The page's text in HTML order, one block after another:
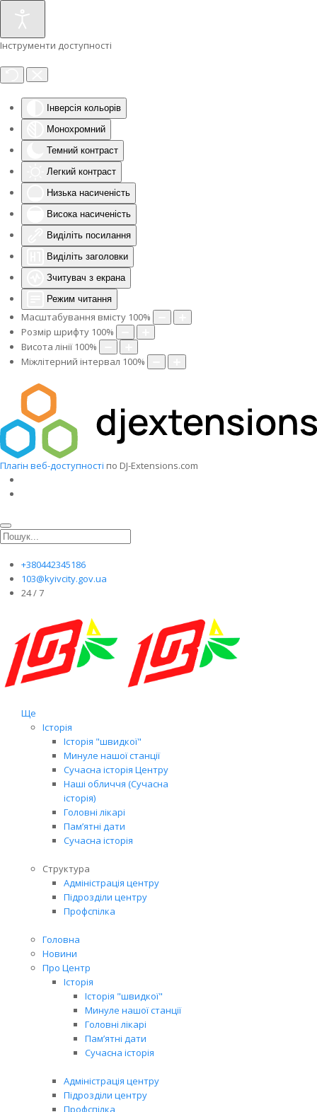
Інструменти доступності
Інверсія кольорів
Монохромний
Темний контраст
Легкий контраст
Низька насиченість
Висока насиченість
Виділіть посилання
Виділіть заголовки
Зчитувач з екрана
Режим читання
Масштабування вмісту 100%
Розмір шрифту 100%
Висота лінії 100%
Міжлітерний інтервал 100%
Плагін веб-доступності по DJ-Extensions.com
+380442345186
103@kyivcity.gov.ua
24 / 7
Ще
Історія
Історія "швидкої"
Минуле нашої станції
Сучасна історія Центру
Наші обличчя (Сучасна
історія)
Головні лікарі
Пам’ятні дати
Сучасна історія
Структура
Адміністрація центру
Підрозділи центру
Профспілка
Головна
Новини
Про Центр
Історія
Історія "швидкої"
Минуле нашої станції
Головні лікарі
Пам’ятні дати
Сучасна історія
Адміністрація центру
Підрозділи центру
Профспілка